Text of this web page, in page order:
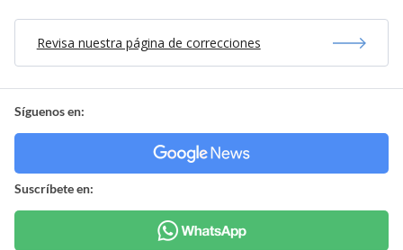
Revisa nuestra página de correcciones
Síguenos en:
Suscríbete en: